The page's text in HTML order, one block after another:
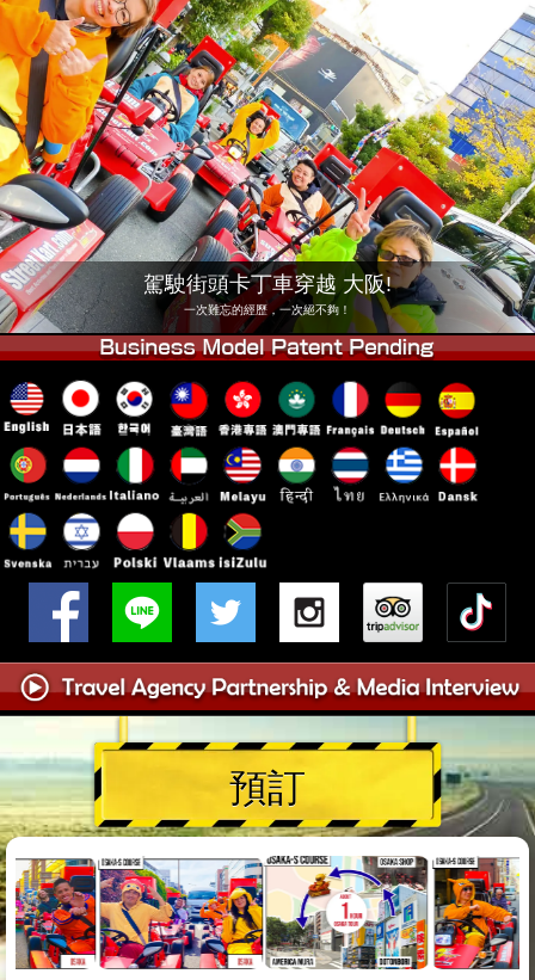
關於 規格
交通方式 顧客聲音
公司 預訂
更換店鋪
東京 品川 #1 東京 秋葉原 #1
東京 秋葉原 #2 東京 澀谷
東京 澀谷附店 東京灣
東京 淺草 大阪
沖繩
駕駛街頭卡丁車穿越 大阪!
一次難忘的經歷，一次絕不夠！
預訂